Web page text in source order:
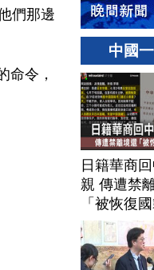
們那邊
命令，
中國
日籍華商
親 傳遭禁
「被恢復國